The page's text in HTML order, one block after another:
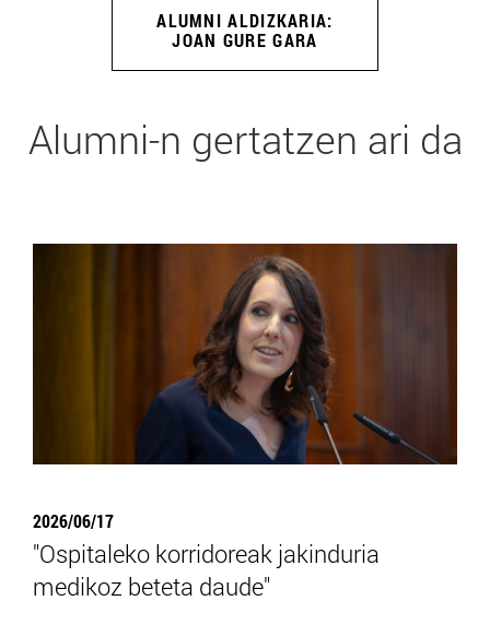
ALUMNI ALDIZKARIA:
JOAN GURE GARA
Alumni-n gertatzen ari da
2026/06/17
"Ospitaleko korridoreak jakinduria
medikoz beteta daude"